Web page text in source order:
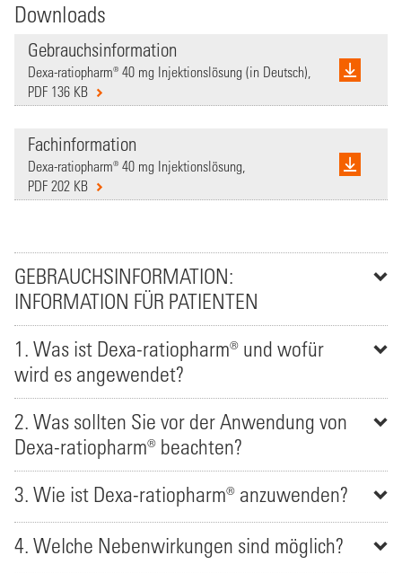
Downloads
Gebrauchsinformation
Dexa-ratiopharm® 40 mg Injektionslösung (in Deutsch),
PDF 136 KB
Fachinformation
Dexa-ratiopharm® 40 mg Injektionslösung,
PDF 202 KB
GEBRAUCHSINFORMATION:
INFORMATION FÜR PATIENTEN
1. Was ist Dexa-ratiopharm® und wofür
wird es angewendet?
2. Was sollten Sie vor der Anwendung von
Dexa-ratiopharm® beachten?
3. Wie ist Dexa-ratiopharm® anzuwenden?
4. Welche Nebenwirkungen sind möglich?